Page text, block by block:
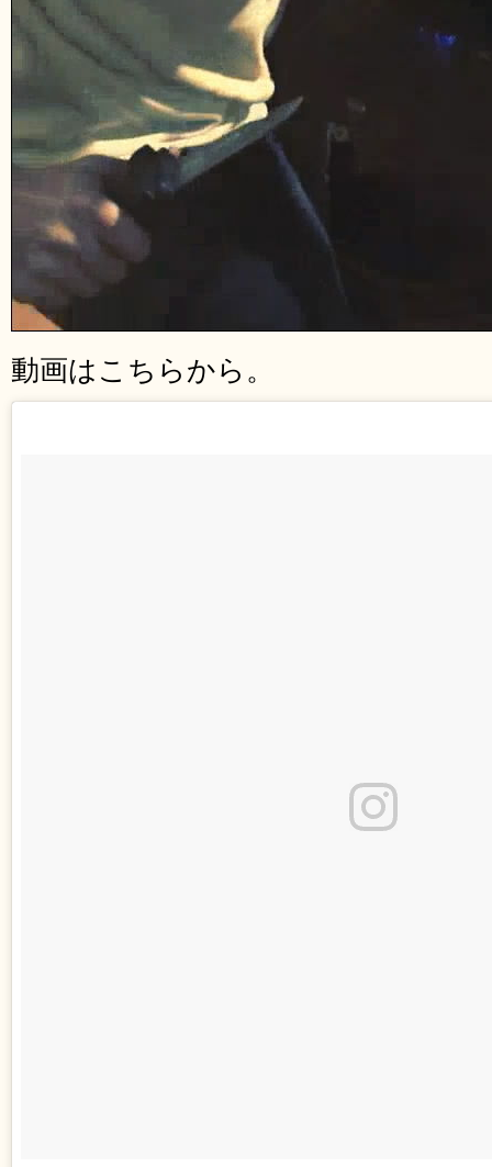
動画はこちらから。